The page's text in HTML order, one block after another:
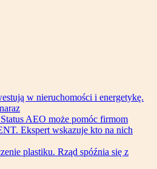
w nieruchomości i energetykę.
AEO może pomóc firmom
Ekspert wskazuje kto na nich
plastiku. Rząd spóźnia się z